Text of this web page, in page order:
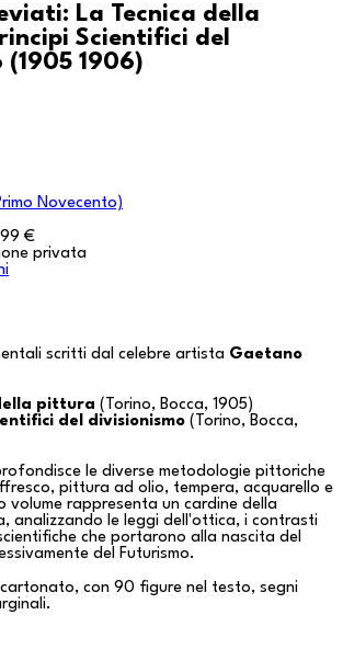
La Tecnica della
Scientifici del
(1905 1906)
Novecento)
€
privata
scritti dal celebre artista Gaetano
pittura (Torino, Bocca, 1905)
del divisionismo (Torino, Bocca,
le diverse metodologie pittoriche
pittura ad olio, tempera, acquarello e
volume rappresenta un cardine della
analizzando le leggi dell'ottica, i contrasti
che portarono alla nascita del
del Futurismo.
cartonato, con 90 figure nel testo, segni